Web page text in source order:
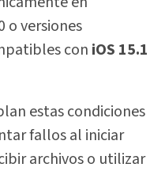
o versiones
con iOS 15.1
estas condiciones
fallos al iniciar
archivos o utilizar